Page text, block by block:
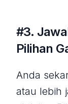
#3.
Pilihan
Anda
atau lebih